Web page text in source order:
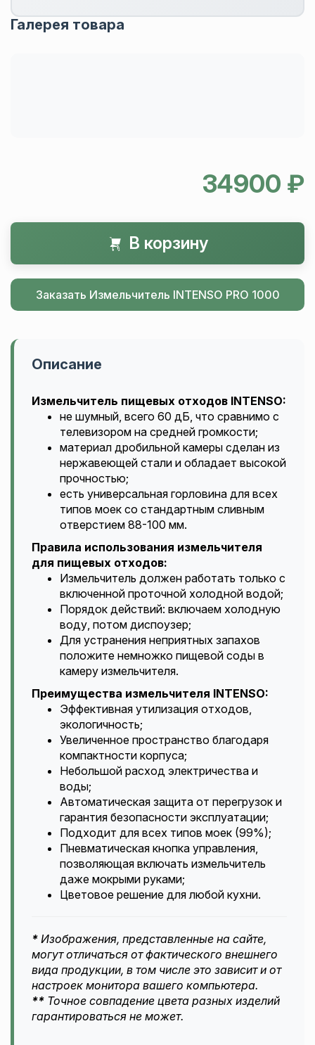
Галерея товара
34900 ₽
В корзину
Заказать Измельчитель INTENSO PRO 1000
Описание
Измельчитель пищевых отходов INTENSO:
не шумный, всего 60 дБ, что сравнимо с
телевизором на средней громкости;
материал дробильной камеры сделан из
нержавеющей стали и обладает высокой
прочностью;
есть универсальная горловина для всех
типов моек со стандартным сливным
отверстием 88-100 мм.
Правила использования измельчителя
для пищевых отходов:
Измельчитель должен работать только с
включенной проточной холодной водой;
Порядок действий: включаем холодную
воду, потом диспоузер;
Для устранения неприятных запахов
положите немножко пищевой соды в
камеру измельчителя.
Преимущества измельчителя INTENSO:
Эффективная утилизация отходов,
экологичность;
Увеличенное пространство благодаря
компактности корпуса;
Небольшой расход электричества и
воды;
Автоматическая защита от перегрузок и
гарантия безопасности эксплуатации;
Подходит для всех типов моек (99%);
Пневматическая кнопка управления,
позволяющая включать измельчитель
даже мокрыми руками;
Цветовое решение для любой кухни.
* Изображения, представленные на сайте,
могут отличаться от фактического внешнего
вида продукции, в том числе это зависит и от
настроек монитора вашего компьютера.
** Точное совпадение цвета разных изделий
гарантироваться не может.